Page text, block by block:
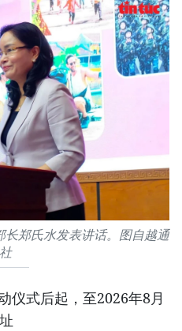
郑氏水发表讲话。图自越通
社
仪式后起，至2026年8月